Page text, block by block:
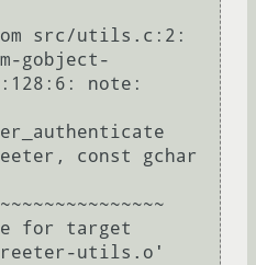
gobject-
note:
const gchar
for target
utils.o'